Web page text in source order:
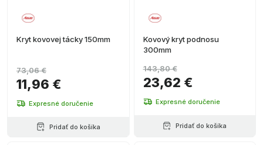
Kryt kovovej tácky 150mm
11,96 €
73,06 €
Expresné doručenie
Pridať do košíka
Kovový kryt podnosu
300mm
23,62 €
143,80 €
Expresné doručenie
Pridať do košíka